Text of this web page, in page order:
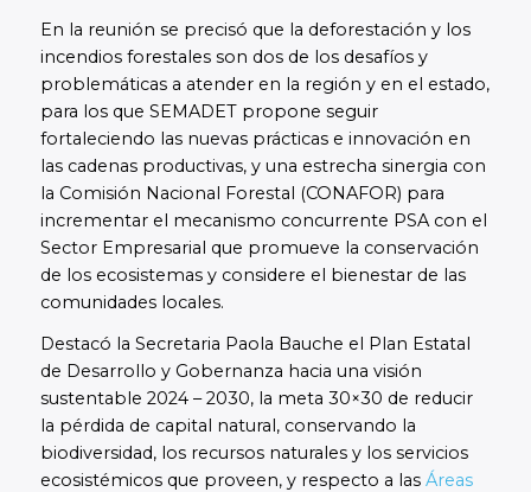
En la reunión se precisó que la deforestación y los
incendios forestales son dos de los desafíos y
problemáticas a atender en la región y en el estado,
para los que SEMADET propone seguir
fortaleciendo las nuevas prácticas e innovación en
las cadenas productivas, y una estrecha sinergia con
la Comisión Nacional Forestal (CONAFOR) para
incrementar el mecanismo concurrente PSA con el
Sector Empresarial que promueve la conservación
de los ecosistemas y considere el bienestar de las
comunidades locales.
Destacó la Secretaria Paola Bauche el Plan Estatal
de Desarrollo y Gobernanza hacia una visión
sustentable 2024 – 2030, la meta 30×30 de reducir
la pérdida de capital natural, conservando la
biodiversidad, los recursos naturales y los servicios
ecosistémicos que proveen, y respecto a lasÁreas